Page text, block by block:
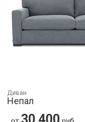
Диван
Непал